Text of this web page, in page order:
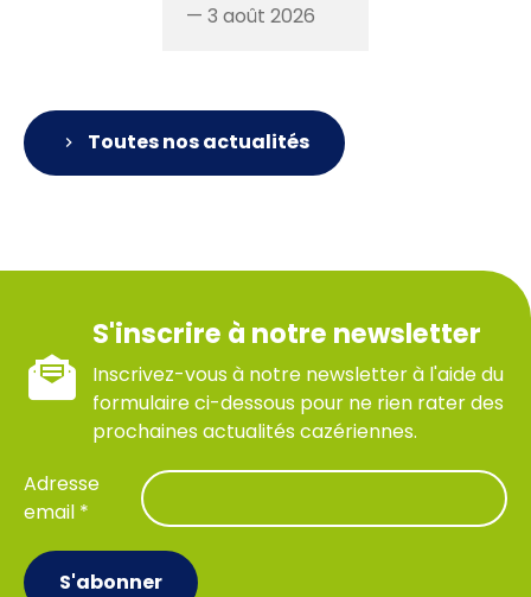
— 3 août 2026
Toutes nos actualités
S'inscrire à notre newsletter
Inscrivez-vous à notre newsletter à l'aide du
formulaire ci-dessous pour ne rien rater des
prochaines actualités cazériennes.
Adresse
email *
S'abonner